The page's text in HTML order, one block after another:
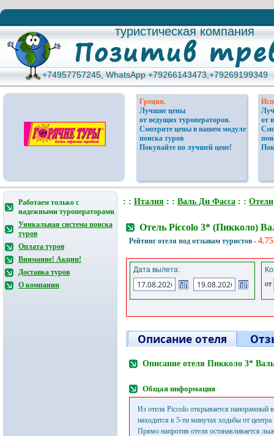
туристическая компания
туристическая компания
+74957757245, WhatsApp +79266143473,+79269199349
+74957757245, WhatsApp +79266143473,+79269199349
Греция.
Лучшие цены
от ведущих туроператоров.
Смотрите цены в нашем модуле
поиска туров
Покупайте по лучшей цене!
от
Работаем только с
надежными туроператорами
Уникальная система поиска
туров
Оплата туров
Внимание! Акции!
Доставка туров
О компании
: : Италия : : Валь Ди Фасса : : Отели
Отель Piccolo 3* (Пикколо)
Рейтинг отеля под отзывам туристов -
Дата вылета:
от
Описание отеля
Описание отеля Пикколо 3*
Общая информация
Из отеля Piccolo открывается панорамный
находится в 5-ти минутах ходьбы от
Прямо напротив отеля останавливается